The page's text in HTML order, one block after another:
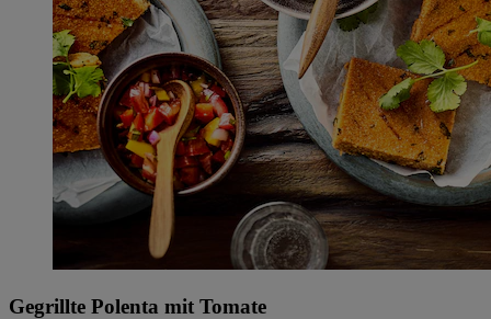
Gegrillte Polenta mit Tomate